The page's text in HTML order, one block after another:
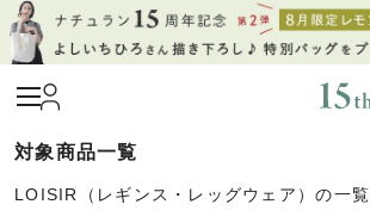
LOISIR（レギンス・レッグウェア）の一覧